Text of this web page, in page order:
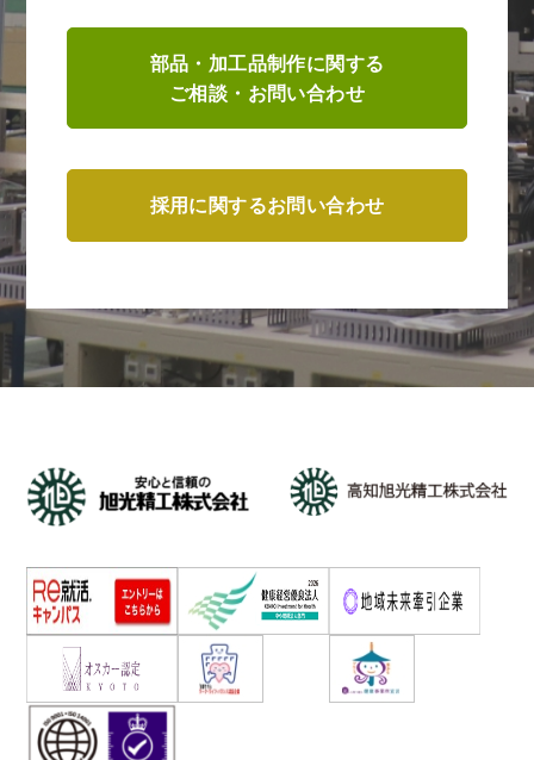
075-932-2141
受付時間：平日 8:30～17:15
お問い合わせ
部品・加工品制作に関する
ご相談・お問い合わせ
採用に関するお問い合わせ